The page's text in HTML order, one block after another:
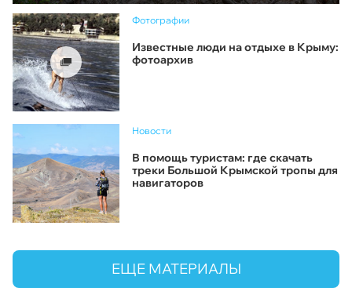
Фотографии
Известные люди на отдыхе в Крыму:
фотоархив
Новости
В помощь туристам: где скачать
треки Большой Крымской тропы для
навигаторов
ЕЩЕ МАТЕРИАЛЫ